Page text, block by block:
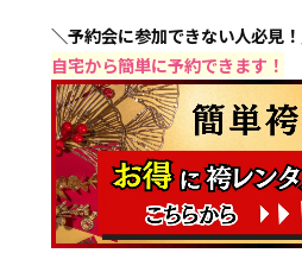
＼予約会に参加できない人必見
自宅から簡単に予約できます！